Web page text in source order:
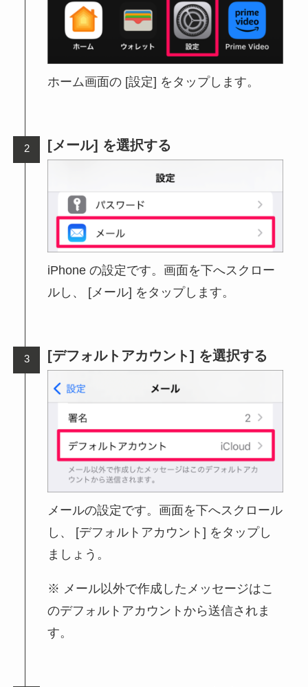
ホーム画面の [設定] をタップします。
[メール] を選択する
iPhone の設定です。画面を下へスクロー
ルし、 [メール] をタップします。
[デフォルトアカウント] を選択する
メールの設定です。画面を下へスクロール
し、 [デフォルトアカウント] をタップし
ましょう。
メール以外で作成したメッセージはこ
のデフォルトアカウントから送信されま
す。